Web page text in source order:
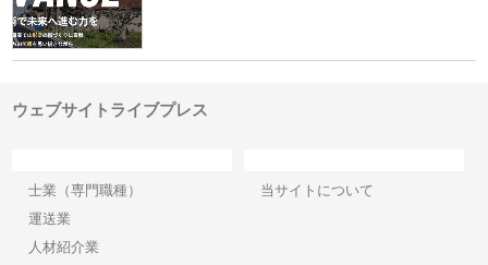
ウェブサイトライブプレス
士業（専門職種）
運送業
人材紹介業
当サイトについて